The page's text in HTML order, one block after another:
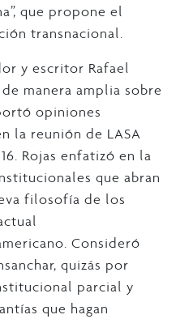
que propone el
transnacional.
y escritor Rafael
manera amplia sobre
opiniones
la reunión de LASA
Rojas enfatizó en la
que abran
filosofía de los
Consideró
quizás por
parcial y
que hagan